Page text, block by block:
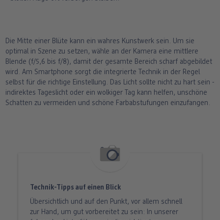
Die Mitte einer Blüte kann ein wahres Kunstwerk sein. Um sie
optimal in Szene zu setzen, wähle an der Kamera eine mittlere
Blende (f/5,6 bis f/8), damit der gesamte Bereich scharf abgebildet
wird. Am Smartphone sorgt die integrierte Technik in der Regel
selbst für die richtige Einstellung. Das Licht sollte nicht zu hart sein -
indirektes Tageslicht oder ein wolkiger Tag kann helfen, unschöne
Schatten zu vermeiden und schöne Farbabstufungen einzufangen.
Technik-Tipps auf einen Blick
Übersichtlich und auf den Punkt, vor allem schnell
zur Hand, um gut vorbereitet zu sein: In unserer